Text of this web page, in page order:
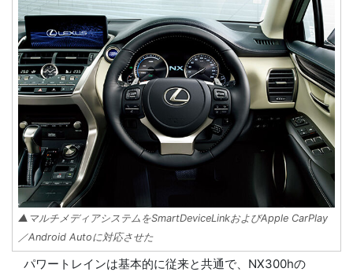
▲マルチメディアシステムをSmartDeviceLinkおよびApple CarPlay
／Android Autoに対応させた
パワートレインは基本的に従来と共通で、NX300hの